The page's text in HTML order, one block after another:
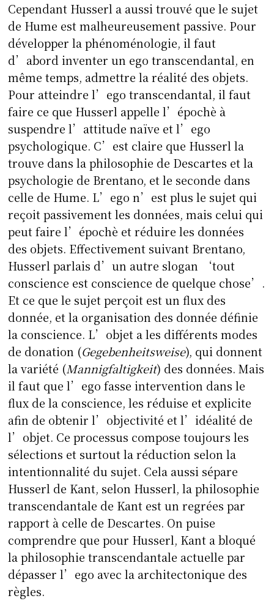
Cependant Husserl a aussi trouvé que le sujet
de Hume est malheureusement passive. Pour
développer la phénoménologie, il faut
d’abord inventer un ego transcendantal, en
même temps, admettre la réalité des objets.
Pour atteindre l’ego transcendantal, il faut
faire ce que Husserl appelle l’épochè à
suspendre l’attitude naïve et l’ego
psychologique. C’est claire que Husserl la
trouve dans la philosophie de Descartes et la
psychologie de Brentano, et le seconde dans
celle de Hume. L’ego n’est plus le sujet qui
reçoit passivement les données, mais celui qui
peut faire l’épochè et réduire les données
des objets. Effectivement suivant Brentano,
Husserl parlais d’un autre slogan ‘tout
conscience est conscience de quelque chose’.
Et ce que le sujet perçoit est un flux des
donnée, et la organisation des donnée définie
la conscience. L’objet a les différents modes
de donation (Gegebenheitsweise), qui donnent
la variété (Mannigfaltigkeit) des données. Mais
il faut que l’ego fasse intervention dans le
flux de la conscience, les réduise et explicite
afin de obtenir l’objectivité et l’idéalité de
l’objet. Ce processus compose toujours les
sélections et surtout la réduction selon la
intentionnalité du sujet. Cela aussi sépare
Husserl de Kant, selon Husserl, la philosophie
transcendantale de Kant est un regrées par
rapport à celle de Descartes. On puise
comprendre que pour Husserl, Kant a bloqué
la philosophie transcendantale actuelle par
dépasser l’ego avec la architectonique des
règles.